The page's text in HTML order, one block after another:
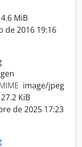
4.6 MiB
de 2016 19:16
image/jpeg
27.2 KiB
de 2025 17:23